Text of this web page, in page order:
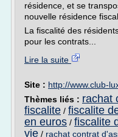
résidence, et se
nouvelle résidence
La fiscalité des
pour les contrats...
Lire la suite
Site : http://www.club-
Thèmes liés : rachat
fiscalite / fiscalite
en euros / fiscalite
vie / rachat contrat